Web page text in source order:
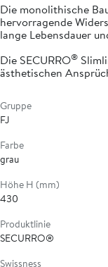
Die monolithische
hervorragende
lange Lebensdauer
Die SECURRO®
ästhetischen
Gruppe
FJ
Farbe
grau
Höhe H (mm)
430
Produktlinie
SECURRO®
Swissness